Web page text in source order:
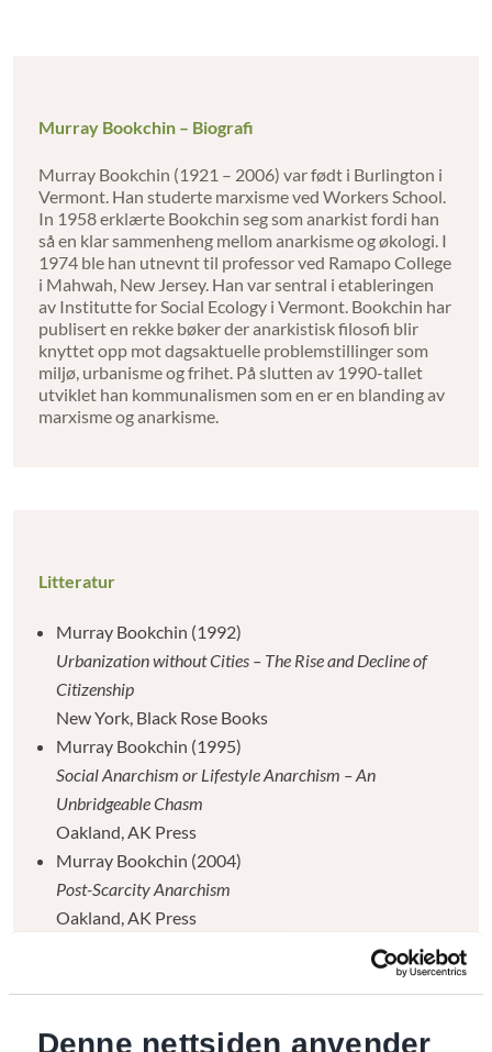
Denne nettsiden anvender
Murray Bookchin – Biografi
Murray Bookchin (1921 – 2006) var født i Burlington i
Vermont. Han studerte marxisme ved Workers School.
In 1958 erklærte Bookchin seg som anarkist fordi han
så en klar sammenheng mellom anarkisme og økologi. I
1974 ble han utnevnt til professor ved Ramapo College
i Mahwah, New Jersey. Han var sentral i etableringen
av Institutte for Social Ecology i Vermont. Bookchin har
publisert en rekke bøker der anarkistisk filosofi blir
knyttet opp mot dagsaktuelle problemstillinger som
miljø, urbanisme og frihet. På slutten av 1990-tallet
utviklet han kommunalismen som en er en blanding av
marxisme og anarkisme.
Litteratur
Murray Bookchin (1992)
Urbanization without Cities – The Rise and Decline of
Citizenship
New York, Black Rose Books
Murray Bookchin (1995)
Social Anarchism or Lifestyle Anarchism – An
Unbridgeable Chasm
Oakland, AK Press
Murray Bookchin (2004)
Post-Scarcity Anarchism
Oakland, AK Press
The Ecology of Freedom – The Emergence and
AK Press